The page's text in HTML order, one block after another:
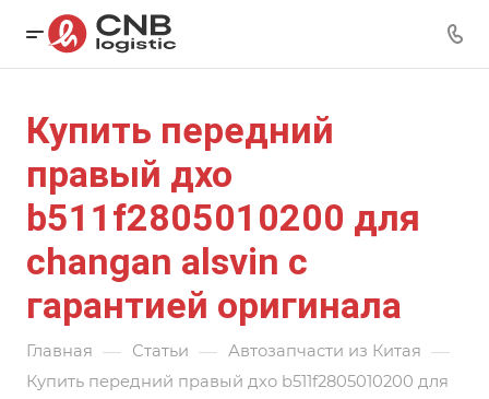
Купить передний
правый дхо
b511f2805010200 для
changan alsvin с
гарантией оригинала
Главная — Статьи — Автозапчасти из Китая —
Купить передний правый дхо b511f2805010200 для